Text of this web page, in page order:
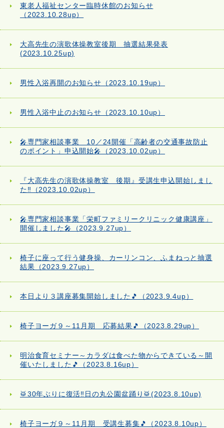
東老人福祉センター臨時休館のお知らせ
（2023.10.28up）
大高先生の演歌体操教室後期 抽選結果発表
(2023.10.25up)
男性入浴再開のお知らせ（2023.10.19up）
男性入浴中止のお知らせ（2023.10.10up）
🎤専門家相談事業 10／24開催「高齢者の交通事故防止
のポイント」申込開始🎤（2023.10.02up）
『大高先生の演歌体操教室 後期』受講生申込開始しまし
た‼（2023.10.02up）
🎤専門家相談事業「栄町ファミリークリニック健康講座」
開催しました🎤（2023.9.27up）
椅子に座って行う健身操、カーリンコン、ふまねっと抽選
結果（2023.9.27up）
本日より３講座募集開始しました🎵（2023.9.4up）
椅子ヨーガ９～11月期 応募結果🎵（2023.8.29up）
明治食育セミナー～カラダは食べた物からできている～開
催いたしました🎵（2023.8.16up）
🥁30年ぶりに復活‼日の丸公園盆踊り🥁(2023.8.10up)
椅子ヨーガ９～11月期 受講生募集🎵（2023.8.10up）